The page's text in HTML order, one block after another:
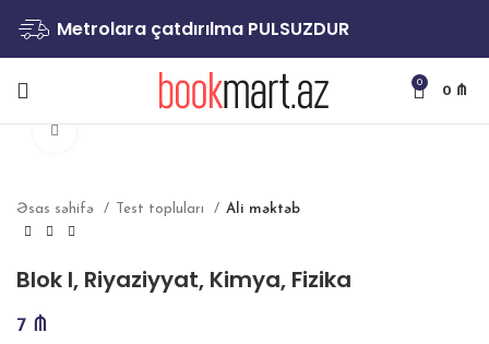
Metrolara çatdırılma PULSUZDUR
0
0 ₼
Əsas səhifə Test topluları Ali məktəb
Blok I, Riyaziyyat, Kimya, Fizika
7 ₼